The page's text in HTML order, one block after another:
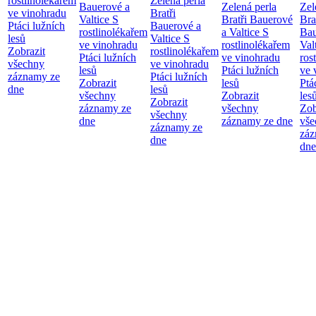
ve vinohradu
Ptáci lužních
lesů
Zobrazit
všechny
záznamy ze
dne
Bauerové a
Valtice S
rostlinolékařem
ve vinohradu
Ptáci lužních
lesů
Zobrazit
všechny
záznamy ze
dne
Bratři
Bauerové a
Valtice S
rostlinolékařem
ve vinohradu
Ptáci lužních
lesů
Zobrazit
všechny
záznamy ze
dne
Zelená perla
Bratři Bauerové
a Valtice S
rostlinolékařem
ve vinohradu
Ptáci lužních
lesů
Zobrazit
všechny
záznamy ze dne
ve
dne